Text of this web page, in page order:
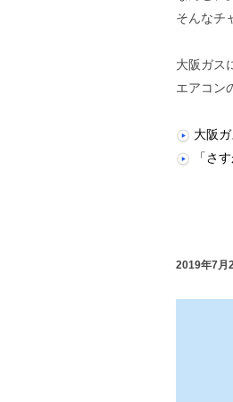
そんなチ
大阪ガス
エアコン
大阪
「さ
2019年7月